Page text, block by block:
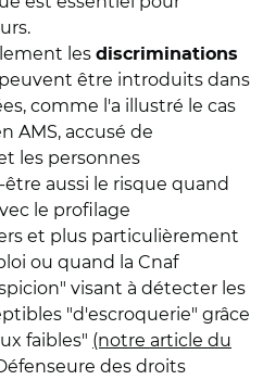
les discriminations
peuvent être introduits dans
comme l'a illustré le cas
AMS, accusé de
les personnes
aussi le risque quand
le profilage
et plus particulièrement
ou quand la Cnaf
visant à détecter les
"d'escroquerie" grâce
faibles" (notre article du
des droits